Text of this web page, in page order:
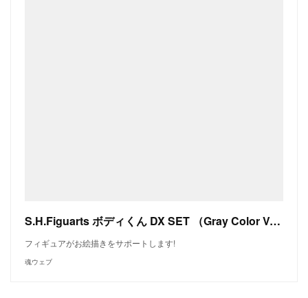
S.H.Figuarts ボディくん DX SET （Gray Color Ver.） | 魂ウェブ
フィギュアがお絵描きをサポートします!
魂ウェブ